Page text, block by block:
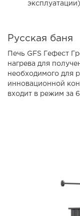
эксплуатации)
Русская баня
Печь GFS Гефест
нагрева для
необходимого для
инновационной
входит в режим за